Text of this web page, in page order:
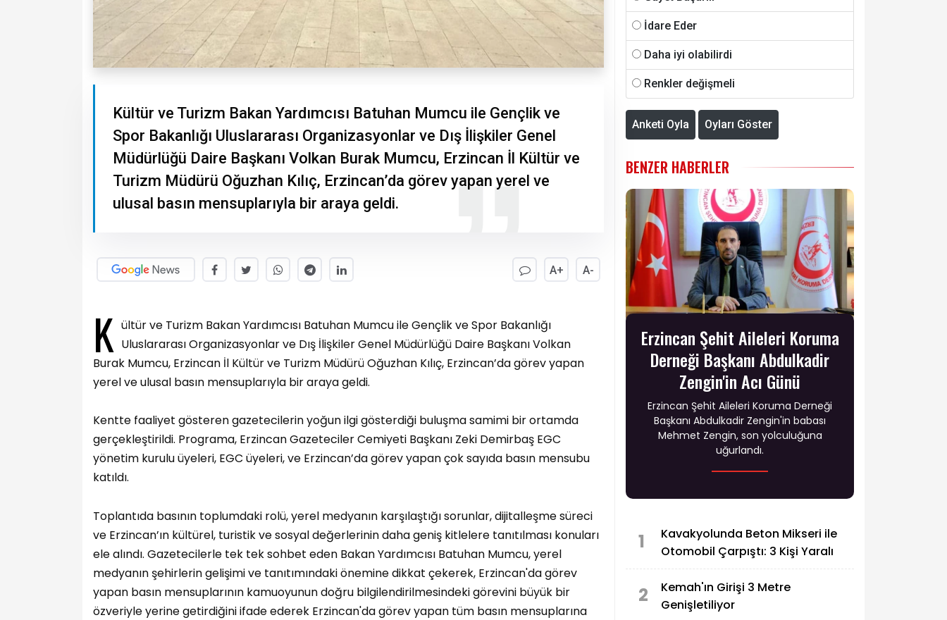
Kültür ve Turizm Bakan Yardımcısı Batuhan Mumcu ile Gençlik ve
Spor Bakanlığı Uluslararası Organizasyonlar ve Dış İlişkiler Genel
Müdürlüğü Daire Başkanı Volkan Burak Mumcu, Erzincan İl Kültür ve
Turizm Müdürü Oğuzhan Kılıç, Erzincan’da görev yapan yerel ve
ulusal basın mensuplarıyla bir araya geldi.
A+ A-
K ültür ve Turizm Bakan Yardımcısı Batuhan Mumcu ile Gençlik ve Spor Bakanlığı
Uluslararası Organizasyonlar ve Dış İlişkiler Genel Müdürlüğü Daire Başkanı Volkan
Burak Mumcu, Erzincan İl Kültür ve Turizm Müdürü Oğuzhan Kılıç, Erzincan’da görev yapan
yerel ve ulusal basın mensuplarıyla bir araya geldi.
Kentte faaliyet gösteren gazetecilerin yoğun ilgi gösterdiği buluşma samimi bir ortamda
gerçekleştirildi. Programa, Erzincan Gazeteciler Cemiyeti Başkanı Zeki Demirbaş EGC
yönetim kurulu üyeleri, EGC üyeleri, ve Erzincan’da görev yapan çok sayıda basın mensubu
katıldı.
Toplantıda basının toplumdaki rolü, yerel medyanın karşılaştığı sorunlar, dijitalleşme süreci
ve Erzincan’ın kültürel, turistik ve sosyal değerlerinin daha geniş kitlelere tanıtılması konuları
ele alındı. Gazetecilerle tek tek sohbet eden Bakan Yardımcısı Batuhan Mumcu, yerel
medyanın şehirlerin gelişimi ve tanıtımındaki önemine dikkat çekerek, Erzincan'da görev
yapan basın mensuplarının kamuoyunun doğru bilgilendirilmesindeki görevini büyük bir
özveriyle yerine getirdiğini ifade ederek Erzincan'da görev yapan tüm basın mensuplarına
İdare Eder
Daha iyi olabilirdi
Renkler değişmeli
Anketi Oyla Oyları Göster
BENZER HABERLER
Erzincan Şehit Aileleri Koruma
Derneği Başkanı Abdulkadir
Zengin'in Acı Günü
Erzincan Şehit Aileleri Koruma Derneği
Başkanı Abdulkadir Zengin'in babası
Mehmet Zengin, son yolculuğuna
uğurlandı.
1
Kavakyolunda Beton Mikseri ile
Otomobil Çarpıştı: 3 Kişi Yaralı
2
Kemah'ın Girişi 3 Metre
Genişletiliyor